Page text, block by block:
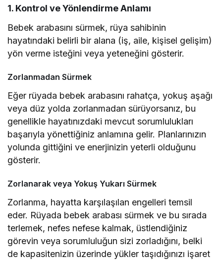
1. Kontrol ve Yönlendirme Anlamı
Bebek arabasını sürmek, rüya sahibinin
hayatındaki belirli bir alana (iş, aile, kişisel gelişim)
yön verme isteğini veya yeteneğini gösterir.
Zorlanmadan Sürmek
Eğer rüyada bebek arabasını rahatça, yokuş aşağı
veya düz yolda zorlanmadan sürüyorsanız, bu
genellikle hayatınızdaki mevcut sorumlulukları
başarıyla yönettiğiniz anlamına gelir. Planlarınızın
yolunda gittiğini ve enerjinizin yeterli olduğunu
gösterir.
Zorlanarak veya Yokuş Yukarı Sürmek
Zorlanma, hayatta karşılaşılan engelleri temsil
eder. Rüyada bebek arabası sürmek ve bu sırada
terlemek, nefes nefese kalmak, üstlendiğiniz
görevin veya sorumluluğun sizi zorladığını, belki
de kapasitenizin üzerinde yükler taşıdığınızı işaret